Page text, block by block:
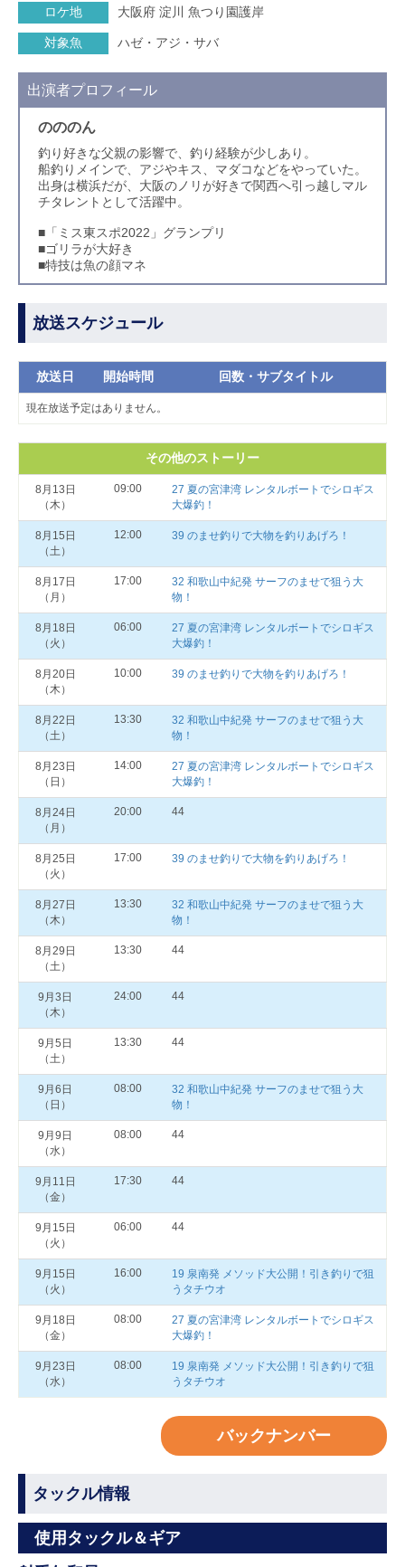
ロケ地 大阪府 淀川 魚つり園護岸
対象魚 ハゼ・アジ・サバ
出演者プロフィール
のののん
釣り好きな父親の影響で、釣り経験が少しあり。
船釣りメインで、アジやキス、マダコなどをやっていた。
出身は横浜だが、大阪のノリが好きで関西へ引っ越しマル
チタレントとして活躍中。
■「ミス東スポ2022」グランプリ
■ゴリラが大好き
■特技は魚の顔マネ
放送スケジュール
放送日 開始時間 回数・サブタイトル
現在放送予定はありません。
その他のストーリー
8月13日
（木）
09:00
27 夏の宮津湾 レンタルボートでシロギス
大爆釣！
8月15日
（土）
12:00 39 のませ釣りで大物を釣りあげろ！
8月17日
（月）
17:00
32 和歌山中紀発 サーフのませで狙う大
物！
8月18日
（火）
06:00
27 夏の宮津湾 レンタルボートでシロギス
大爆釣！
8月20日
（木）
10:00 39 のませ釣りで大物を釣りあげろ！
8月22日
（土）
13:30
32 和歌山中紀発 サーフのませで狙う大
物！
8月23日
（日）
14:00
27 夏の宮津湾 レンタルボートでシロギス
大爆釣！
8月24日
（月）
20:00 44
8月25日
（火）
17:00 39 のませ釣りで大物を釣りあげろ！
8月27日
（木）
13:30
32 和歌山中紀発 サーフのませで狙う大
物！
8月29日
（土）
13:30 44
9月3日
（木）
24:00 44
9月5日
（土）
13:30 44
9月6日
（日）
08:00
32 和歌山中紀発 サーフのませで狙う大
物！
9月9日
（水）
08:00 44
9月11日
（金）
17:30 44
9月15日
（火）
06:00 44
9月15日
（火）
16:00
19 泉南発 メソッド大公開！引き釣りで狙
うタチウオ
9月18日
（金）
08:00
27 夏の宮津湾 レンタルボートでシロギス
大爆釣！
9月23日
（水）
08:00
19 泉南発 メソッド大公開！引き釣りで狙
うタチウオ
バックナンバー
タックル情報
使用タックル＆ギア